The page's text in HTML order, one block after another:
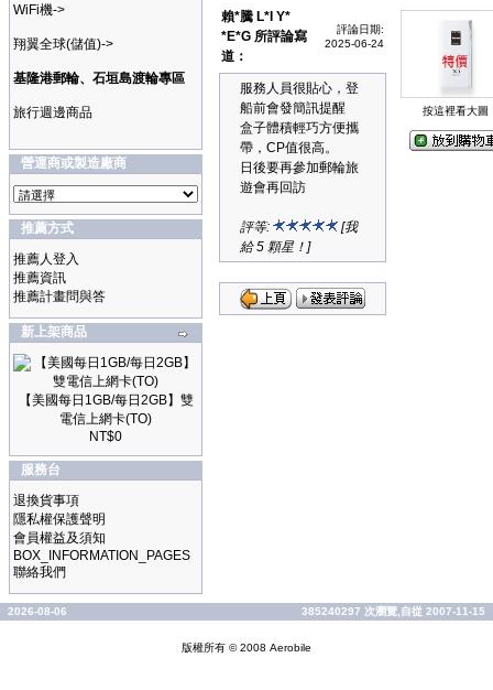
WiFi機->
翔翼全球(儲值)->
基隆港郵輪、石垣島渡輪專區
旅行週邊商品
營運商或製造廠商
推薦方式
推薦人登入
推薦資訊
推薦計畫問與答
新上架商品
【美國每日1GB/每日2GB】雙
電信上網卡(TO)
NT$0
服務台
退換貨事項
隱私權保護聲明
會員權益及須知
BOX_INFORMATION_PAGES
聯絡我們
賴*騰 L*I Y*
*E*G 所評論寫
道：
評論日期:
2025-06-24
服務人員很貼心，登
船前會發簡訊提醒
盒子體積輕巧方便攜
帶，CP值很高。
日後要再參加郵輪旅
遊會再回訪
評等:
[我
給 5 顆星！]
按這裡看大圖
2026-08-06 385240297 次瀏覽,自從 2007-11-15
版權所有 © 2008 Aerobile